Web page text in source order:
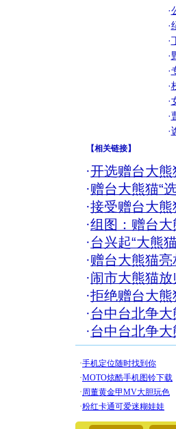
·
·
·
·
·
·
·
·
·
【相关链接】
·开选赠台大熊
·赠台大熊猫“
·接受赠台大熊
·组图：赠台大
·台兴起“大熊
·赠台大熊猫亮
·闹市大熊猫
·拒绝赠台大熊
·台中台北争大
·台中台北争